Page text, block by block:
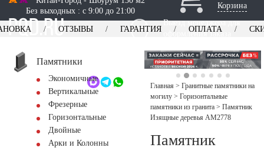
Без выходных : с 9:00 до 21:00
Корзина
Выезд менеджера для
оформления заказа
+7 (495) 518-44-23
Обратный звонок
ОТЗЫВЫ ГАРАНТИЯ ОПЛАТА
Памятники
Экономичные
Вертикальные
Фрезерные
Горизонтальные
Двойные
Арки и Колонны
Главная > Гранитные памятники на
могилу > Горизонтальные
памятники из гранита > Памятник
Изящные деревья AM2778
Памятник